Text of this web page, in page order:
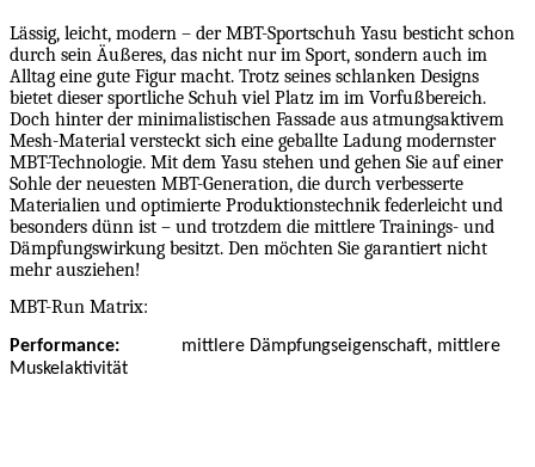
Lässig, leicht, modern – der MBT-Sportschuh Yasu besticht schon
durch sein Äußeres, das nicht nur im Sport, sondern auch im
Alltag eine gute Figur macht. Trotz seines schlanken Designs
bietet dieser sportliche Schuh viel Platz im im Vorfußbereich.
Doch hinter der minimalistischen Fassade aus atmungsaktivem
Mesh-Material versteckt sich eine geballte Ladung modernster
MBT-Technologie. Mit dem Yasu stehen und gehen Sie auf einer
Sohle der neuesten MBT-Generation, die durch verbesserte
Materialien und optimierte Produktionstechnik federleicht und
besonders dünn ist – und trotzdem die mittlere Trainings- und
Dämpfungswirkung besitzt. Den möchten Sie garantiert nicht
mehr ausziehen!
MBT-Run Matrix:
Performance:
mittlere Dämpfungseigenschaft, mittlere
Muskelaktivität